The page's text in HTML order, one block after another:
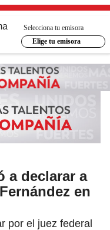
Selecciona tu emisora
Elige tu emisora
a declarar a
en
por el juez federal